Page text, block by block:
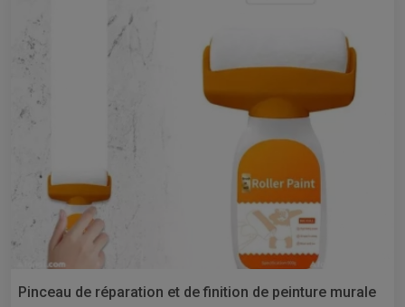
Pinceau de réparation et de finition de peinture murale